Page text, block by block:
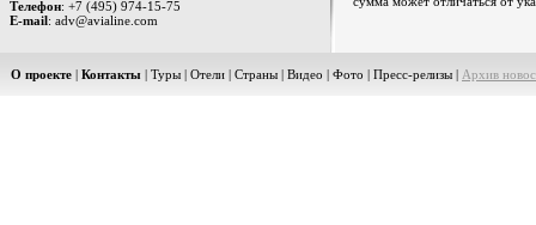
Телефон: +7 (495) 974-15-75
E-mail: adv@avialine.com
О проекте | Контакты | Туры | Отели | Страны | Видео | Фото | Пресс-релизы | Архив